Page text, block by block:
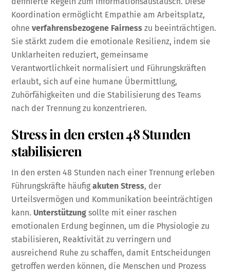
Koordination ermöglicht Empathie am Arbeitsplatz,
ohneverfahrensbezogene Fairness zu beeinträchtigen.
Sie stärkt zudem die emotionale Resilienz, indem sie
Unklarheiten reduziert, gemeinsame
Verantwortlichkeit normalisiert und Führungskräften
erlaubt, sich auf eine humane Übermittlung,
Zuhörfähigkeiten und die Stabilisierung des Teams
nach der Trennung zu konzentrieren.
Stress in den ersten 48 Stunden
stabilisieren
In den ersten 48 Stunden nach einer Trennung erleben
Führungskräfte häufigakuten Stress, der
Urteilsvermögen und Kommunikation beeinträchtigen
kann. Unterstützung sollte mit einer raschen
emotionalen Erdung beginnen, um die Physiologie zu
stabilisieren, Reaktivität zu verringern und
ausreichend Ruhe zu schaffen, damit Entscheidungen
getroffen werden können, die Menschen und Prozess